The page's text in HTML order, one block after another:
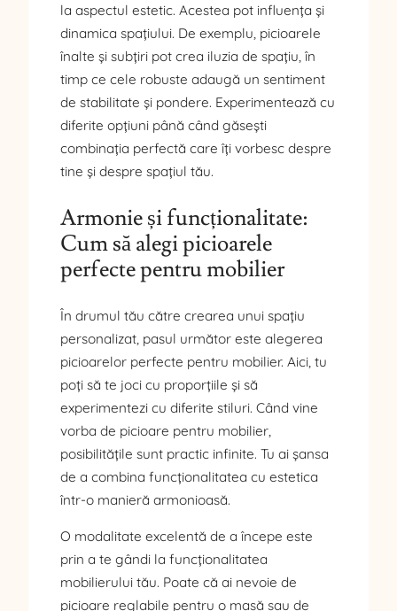
la aspectul estetic. Acestea pot influența și
dinamica spațiului. De exemplu, picioarele
înalte și subțiri pot crea iluzia de spațiu, în
timp ce cele robuste adaugă un sentiment
de stabilitate și pondere. Experimentează cu
diferite opțiuni până când găsești
combinația perfectă care îți vorbesc despre
tine și despre spațiul tău.
Armonie și funcționalitate:
Cum să alegi picioarele
perfecte pentru mobilier
În drumul tău către crearea unui spațiu
personalizat, pasul următor este alegerea
picioarelor perfecte pentru mobilier. Aici, tu
poți să te joci cu proporțiile și să
experimentezi cu diferite stiluri. Când vine
vorba de picioare pentru mobilier,
posibilitățile sunt practic infinite. Tu ai șansa
de a combina funcționalitatea cu estetica
într-o manieră armonioasă.
O modalitate excelentă de a începe este
prin a te gândi la funcționalitatea
mobilierului tău. Poate că ai nevoie de
picioare reglabile pentru o masă sau de